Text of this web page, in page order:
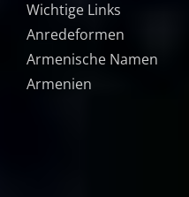
Wichtige Links
Anredeformen
Armenische Namen
Armenien